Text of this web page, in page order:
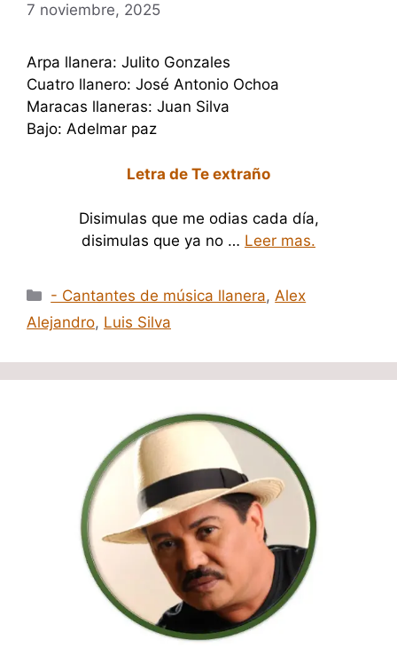
7 noviembre, 2025
Arpa llanera: Julito Gonzales
Cuatro llanero: José Antonio Ochoa
Maracas llaneras: Juan Silva
Bajo: Adelmar paz
Letra de Te extraño
Disimulas que me odias cada día,
disimulas que ya no … Leer mas.
Categorías
- Cantantes de música llanera,Alex
Alejandro, Luis Silva